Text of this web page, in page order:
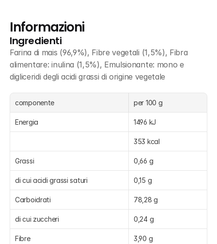
Informazioni
Ingredienti
Farina di mais (96,9%), Fibre vegetali (1,5%), Fibra
alimentare: inulina (1,5%), Emulsionante: mono e
digliceridi degli acidi grassi di origine vegetale
componente per 100 g
Energia 1496 kJ
353 kcal
Grassi 0,66 g
di cui acidi grassi saturi 0,15 g
Carboidrati 78,28 g
di cui zuccheri 0,24 g
Fibre 3,90 g